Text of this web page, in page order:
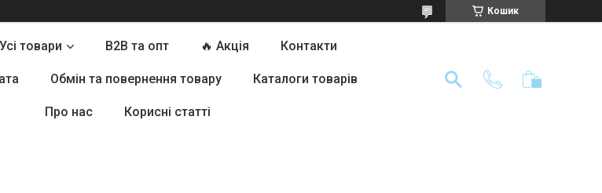
Кошик
Усі товари B2B та опт 🔥 Акція Контакти
Обмін та повернення товару Каталоги товарів
Про нас Корисні статті